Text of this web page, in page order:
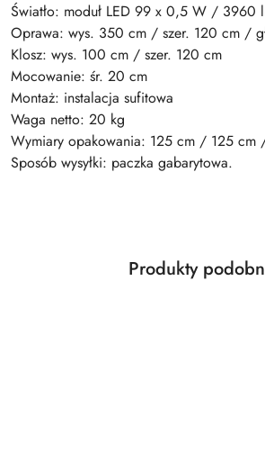
Światło: moduł LED 99 x 0,5 W /
Oprawa: wys. 350 cm / szer. 120 cm /
Klosz: wys. 100 cm / szer. 120 cm
Mocowanie: śr. 20 cm
Montaż: instalacja sufitowa
Waga netto: 20 kg
Wymiary opakowania: 125 cm / 125 cm
Sposób wysyłki: paczka gabarytowa.
Pomiń karuzelę produktów
Produkty
Produkty